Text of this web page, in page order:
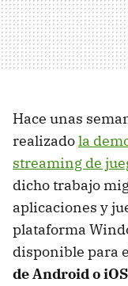
Hace unas
realizadola
streaming de
dicho trabajo
aplicaciones y
plataforma
disponible para
de Android o